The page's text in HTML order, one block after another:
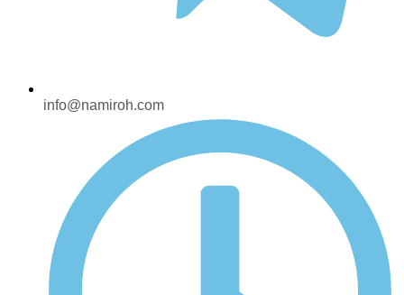
info@namiroh.com